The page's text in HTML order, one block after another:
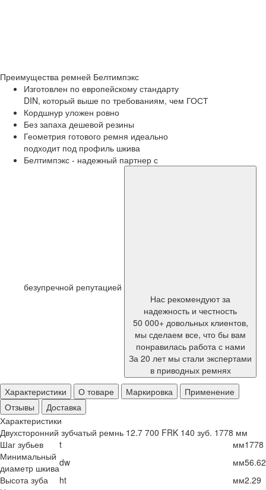
Преимущества ремней Белтимпэкс
Изготовлен по европейскому стандарту
DIN, который выше по требованиям, чем ГОСТ
Кордшнур уложен ровно
Без запаха дешевой резины
Геометрия готового ремня идеально
подходит под профиль шкива
Белтимпэкс - надежный партнер с
безупречной репутацией
Нас рекомендуют за
надежность и честность
50 000+ довольных клиентов,
мы сделаем все, что бы вам
понравилась работа с нами
За 20 лет мы стали экспертами
в приводных ремнях
Характеристики
О товаре Маркировка
Применение
Отзывы
Доставка
Характеристики
Двухсторонний зубчатый ремнь 12.7 700 FRK 140 зуб. 1778 мм
Шаг зубьев
t мм1778
Минимальный
диаметр шкиваdw мм56.62
Высота зуба
ht мм2.29